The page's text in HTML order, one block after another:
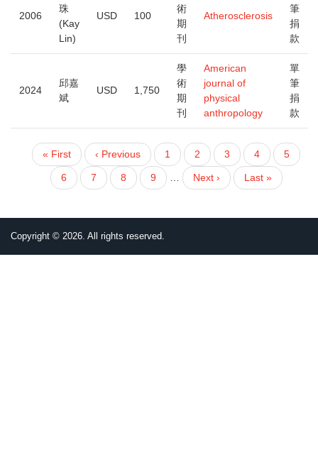
2006
珠
(Kay
Lin)
USD 100
術
期
刊
Atherosclerosis
筆
捐
款
2024
邱嘉
斌
USD 1,750
學
術
期
刊
American
journal of
physical
anthropology
單
筆
捐
款
PAGINATION
First
page
« First
Previous
page
‹ Previous
頁
面
1
頁
面
2
頁
面
3
目
前
頁
4
頁
面
5
頁
面
6
頁
面
7
頁
面
8
頁
面
9
下
一
Next ›
Last
page
Last »
Copyright © 2026. All rights reserved.